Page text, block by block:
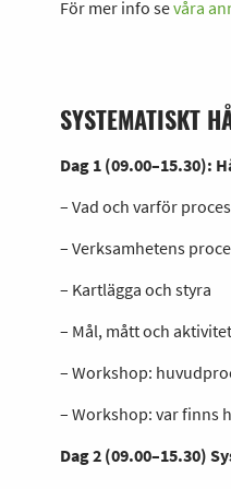
För mer info sevåra
SYSTEMATISKT
Dag 1 (09.00–15.30):
– Vad och varför
– Verksamhetens
– Kartlägga och styra
– Mål, mått och
– Workshop:
– Workshop: var finns
Dag 2 (09.00–15.30)